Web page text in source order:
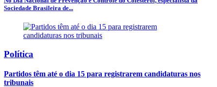
Sociedade Brasileira de...
Política
Partidos têm até o dia 15 para registrarem candidaturas nos
tribunais